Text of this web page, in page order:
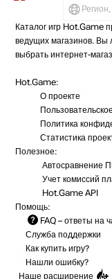
Каталог игр Hot.Game
ведущих магазинов. Вы
выбрать интернет-
Hot.Game:
О проекте
Политика
Статистика
Полезное:
Автосравнение
Учет комиссий
Hot.Game API
Помощь:
FAQ – ответы на
Служба поддержки
Как купить игру?
Нашли ошибку?
Наше расширение